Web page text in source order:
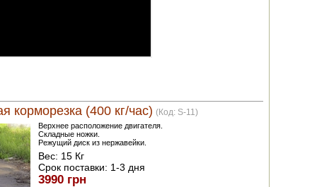
корморезка (400 кг/час) (Код: S-11)
Верхнее расположение двигателя.
Складные ножки.
Режущий диск из нержавейки.
Вес: 15 Кг
Срок поставки: 1-3 дня
3990 грн